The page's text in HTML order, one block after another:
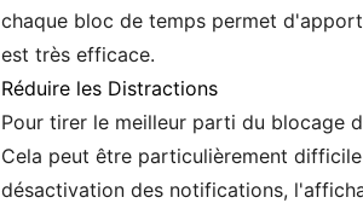
chaque bloc de temps permet
est très efficace.
Réduire les Distractions
Pour tirer le meilleur parti du blocage
Cela peut être particulièrement
désactivation des notifications,